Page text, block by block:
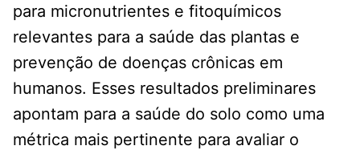
para micronutrientes e fitoquímicos
relevantes para a saúde das plantas e
prevenção de doenças crônicas em
humanos. Esses resultados preliminares
apontam para a saúde do solo como uma
métrica mais pertinente para avaliar o